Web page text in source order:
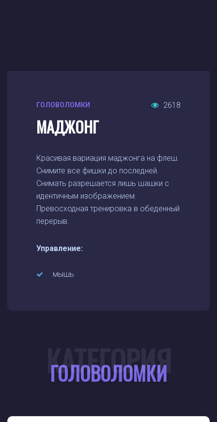
ГОЛОВОЛОМКИ 2618
МАДЖОНГ
Красивая вариация маджонга на флеш.
Снимите все фишки до последней.
Снимать разрешается лишь шашки с
идентичным изображением.
Превосходная тренировка в обеденный
перерыв.
Управление:
мышь
ГОЛОВОЛОМКИ
КАТЕГОРИЯ